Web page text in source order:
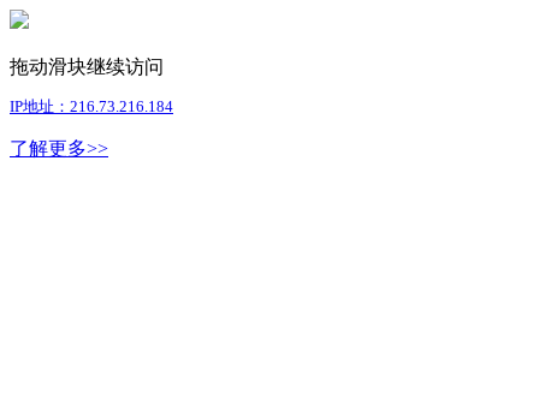
拖动滑块继续访问
IP地址：216.73.216.184
了解更多>>